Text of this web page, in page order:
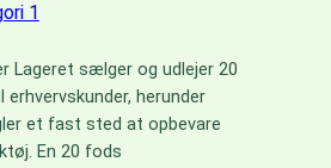
1
Lageret sælger og udlejer 20
herunder
et fast sted at opbevare
En 20 fods